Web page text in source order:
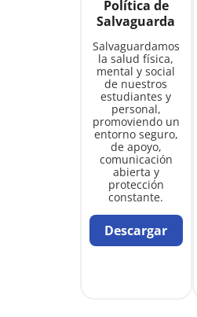
Política de
Salvaguarda
Salvaguardamos
la salud física,
mental y social
de nuestros
estudiantes y
personal,
promoviendo un
entorno seguro,
de apoyo,
comunicación
abierta y
protección
constante.
Descargar